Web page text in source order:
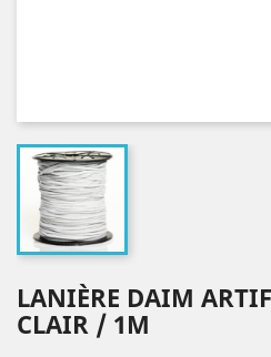
LANIÈRE DAIM
CLAIR / 1M